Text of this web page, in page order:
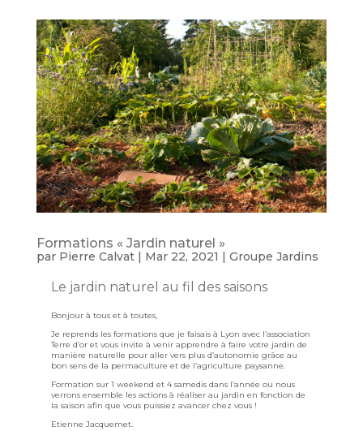
Formations « Jardin naturel »
par Pierre Calvat| Mar 22, 2021 Groupe Jardins
Le jardin naturel au fil des saisons
Bonjour à tous et à toutes,
Je reprends les formations que je faisais à Lyon avec l’association
Terre d’or et vous invite à venir apprendre à faire votre jardin de
manière naturelle pour aller vers plus d’autonomie grâce au
bon sens de la permaculture et de l’agriculture paysanne.
Formation sur 1 weekend et 4 samedis dans l’année ou nous
verrons ensemble les actions à réaliser au jardin en fonction de
la saison afin que vous puissiez avancer chez vous !
Etienne Jacquemet.